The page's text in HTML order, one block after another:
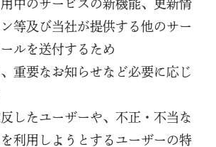
用中のサービスの新機能、更新情
等及び当社が提供する他のサー
ルを送付するため
重要なお知らせなど必要に応じ
したユーザーや、不正・不当な
利用しようとするユーザーの特